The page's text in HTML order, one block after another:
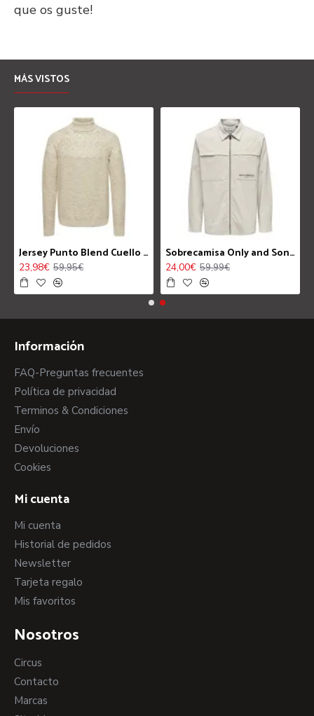
que os guste!
MÁS VISTOS
Jersey Punto Blend Cuello Alto Crockery 4645
23,98€ 59,95€
Sobrecamisa Only and Sons OnsLes Classiques Silver Lining
24,00€ 59,99€
Información
FAQ-Preguntas frecuentes
Política de privacidad
Terminos & Condiciones
Envío
Devoluciones
Cookies
Mi cuenta
Mi cuenta
Historial de pedidos
Newsletter
Tarjeta regalo
Mis favoritos
Nosotros
Circus
Contacto
Marcas